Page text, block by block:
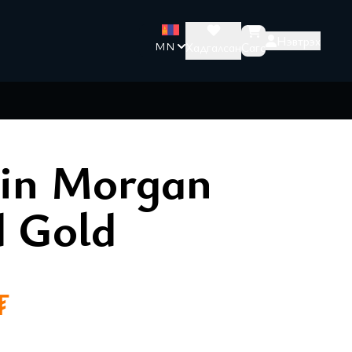
MN Сагсбараа сагсанд
Morgan
Gold